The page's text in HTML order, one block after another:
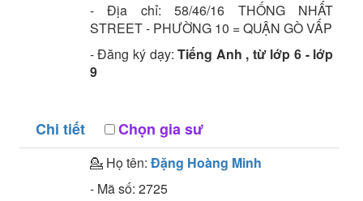
- Địa chỉ:58/46/16 THỐNG NHẤT
STREET - PHƯỜNG 10 = QUẬN GÒ VẤP
- Đăng ký dạy:Tiếng Anh , từ lớp 6 - lớp
9
Chi tiết Chọn gia sư
💁 Họ tên: Đặng Hoàng Minh
- Mã số: 2725